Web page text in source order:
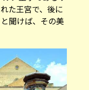
た王宮で、後に
聞けば、その美